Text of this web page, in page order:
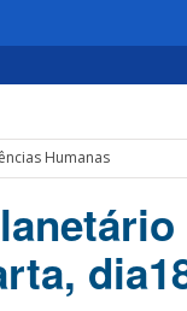
Humanas